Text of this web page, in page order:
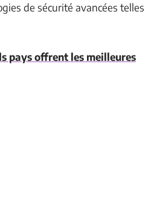
de sécurité avancées telles
pays offrent les meilleures